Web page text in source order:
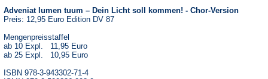
Adveniat lumen tuum – Dein Licht soll kommen! - Chor-Version
Preis: 12,95 Euro Edition DV 87
Mengenpreisstaffel
ab 10 Expl. 11,95 Euro
ab 25 Expl. 10,95 Euro
ISBN 978-3-943302-71-4